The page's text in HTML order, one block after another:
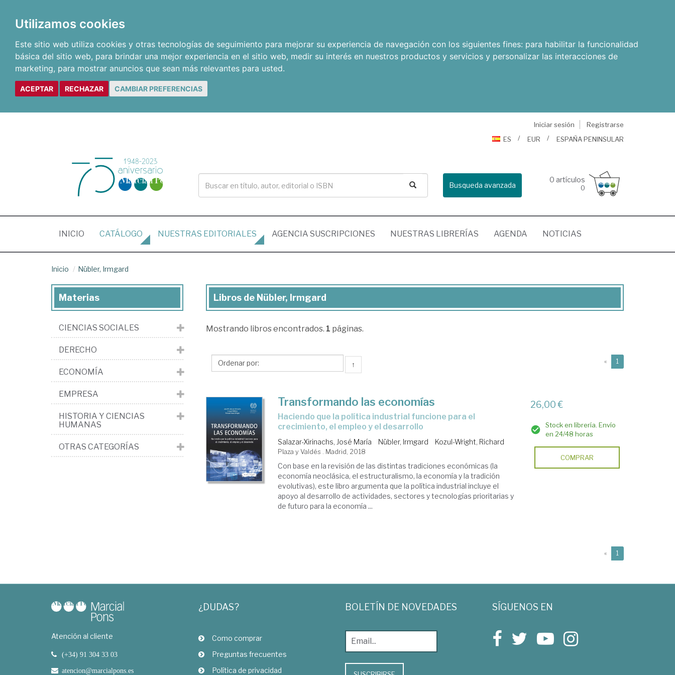
Utilizamos cookies
Este sitio web utiliza cookies y otras tecnologías de seguimiento para mejorar su experiencia de navegación con los siguientes fines: para habilitar la funcionalidad
básica del sitio web, para brindar una mejor experiencia en el sitio web, medir su interés en nuestros productos y servicios y personalizar las interacciones de
marketing, para mostrar anuncios que sean más relevantes para usted.
ACEPTAR RECHAZAR CAMBIAR PREFERENCIAS
Iniciar sesión
Registrarse
ES
EUR ESPAÑA PENINSULAR
Busqueda avanzada
0 artículos
0
INICIO (CURRENT)
CATÁLOGO NUESTRAS EDITORIALES AGENCIA SUSCRIPCIONES NUESTRAS LIBRERÍAS AGENDA NOTICIAS
Inicio Nübler, Irmgard
Libros
Nübler,
Libros de Nübler, Irmgard
Mostrando libros encontrados. 1 páginas.
↑ « 1
Transformando las economías
haciendo que la política industrial funcione para el
crecimiento, el empleo y el desarrollo
Salazar-Xirinachs, José María Nübler, Irmgard Kozul-Wright, Richard
Plaza y Valdés . Madrid, 2018
Con base en la revisión de las distintas tradiciones económicas (la
economía neoclásica, el estructuralismo, la economía y la tradición
evolutivas), este libro argumenta que la política industrial incluye el
apoyo al desarrollo de actividades, sectores y tecnologías prioritarias y
de futuro para la economía ...
26,00 €
Stock en librería. Envío
en 24/48 horas
COMPRAR
« 1
Materias
CIENCIAS SOCIALES
DERECHO
ECONOMÍA
EMPRESA
HISTORIA Y CIENCIAS
HUMANAS
OTRAS CATEGORÍAS
Atención al cliente
(+34) 91 304 33 03
atencion@marcialpons.es
¿DUDAS?
Como comprar
Preguntas frecuentes
Política de privacidad
BOLETÍN DE NOVEDADES SÍGUENOS EN